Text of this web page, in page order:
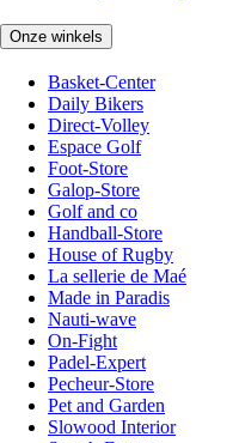
Onze winkels
Basket-Center
Daily Bikers
Direct-Volley
Espace Golf
Foot-Store
Galop-Store
Golf and co
Handball-Store
House of Rugby
La sellerie de Maé
Made in Paradis
Nauti-wave
On-Fight
Padel-Expert
Pecheur-Store
Pet and Garden
Slowood Interior